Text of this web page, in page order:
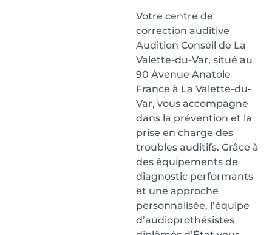
Votre centre de
correction auditive
Audition Conseil de La
Valette-du-Var, situé au
90 Avenue Anatole
France à La Valette-du-
Var, vous accompagne
dans la prévention et la
prise en charge des
troubles auditifs. Grâce à
des équipements de
diagnostic performants
et une approche
personnalisée, l’équipe
d’audioprothésistes